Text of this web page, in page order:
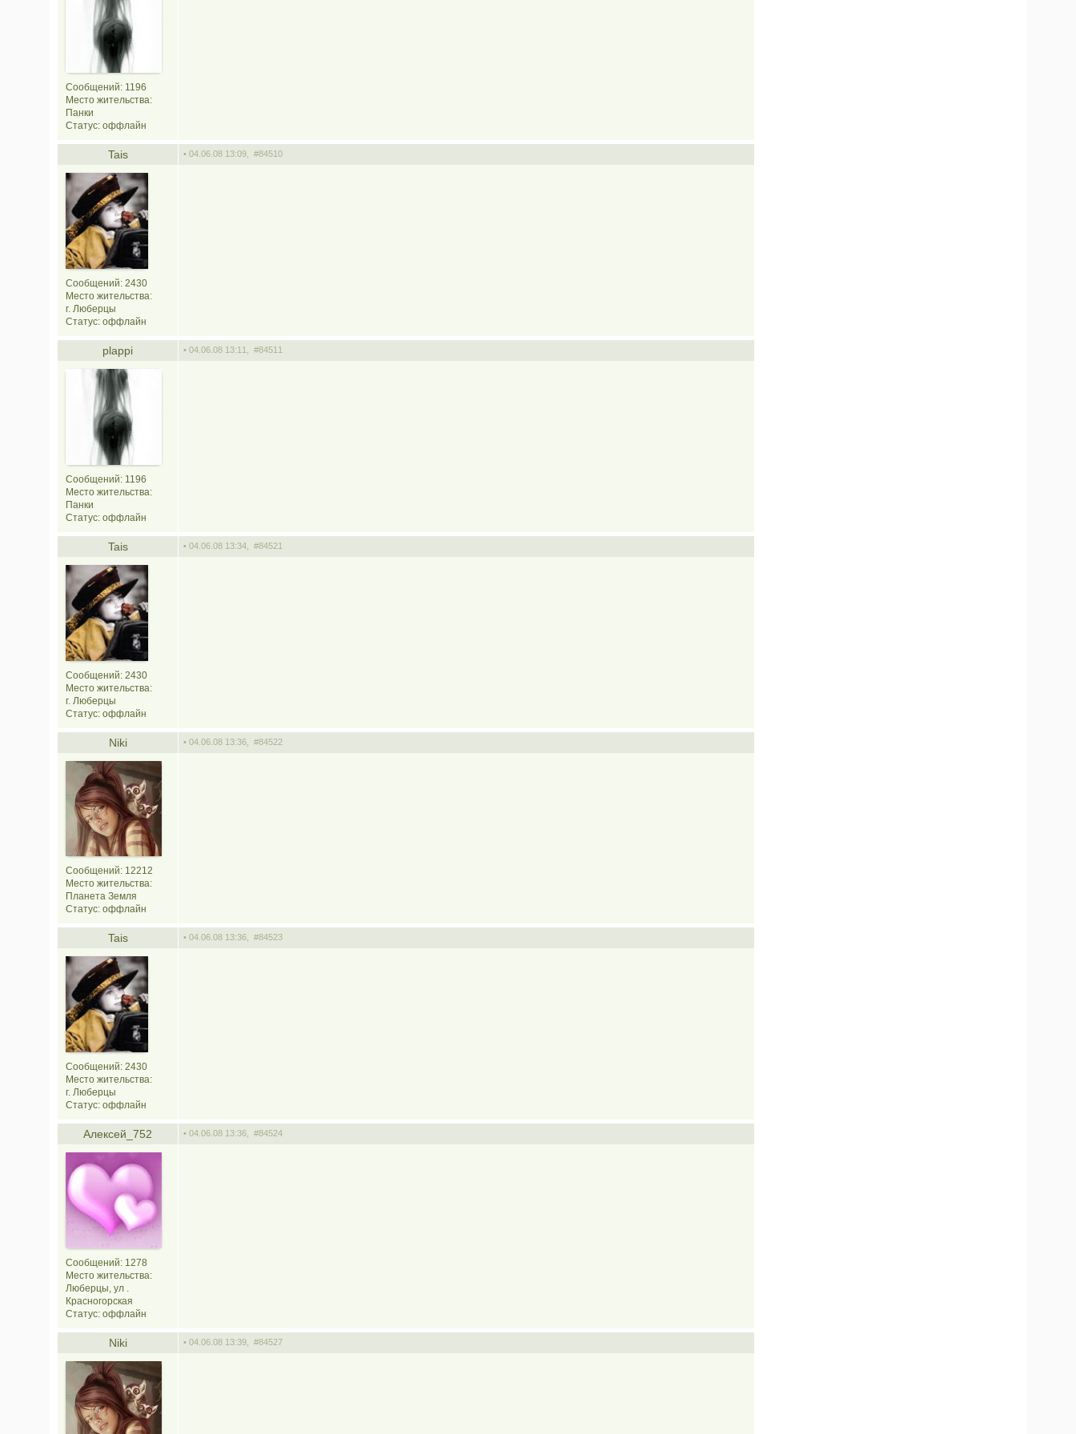
Сообщений: 1196
Место жительства:
Панки
Статус: оффлайн
Tais • 04.06.08 13:09, #84510
Сообщений: 2430
Место жительства:
г. Люберцы
Статус: оффлайн
plappi • 04.06.08 13:11, #84511
Сообщений: 1196
Место жительства:
Панки
Статус: оффлайн
Tais • 04.06.08 13:34, #84521
Сообщений: 2430
Место жительства:
г. Люберцы
Статус: оффлайн
Niki • 04.06.08 13:36, #84522
Сообщений: 12212
Место жительства:
Планета Земля
Статус: оффлайн
Tais • 04.06.08 13:36, #84523
Сообщений: 2430
Место жительства:
г. Люберцы
Статус: оффлайн
Алексей_752 • 04.06.08 13:36, #84524
Сообщений: 1278
Место жительства:
Люберцы, ул .
Красногорская
Статус: оффлайн
Niki • 04.06.08 13:39, #84527